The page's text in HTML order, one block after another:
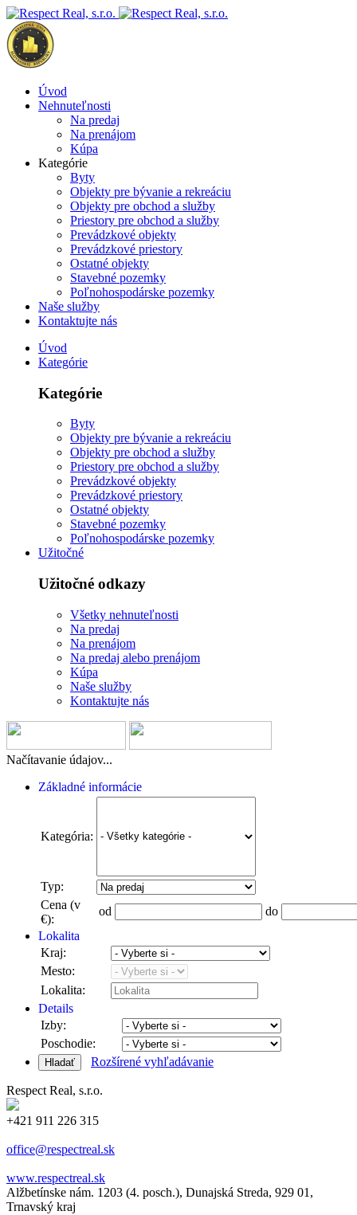
Úvod
Nehnuteľnosti
Na predaj
Na prenájom
Kúpa
Kategórie
Byty
Objekty pre bývanie a rekreáciu
Objekty pre obchod a služby
Priestory pre obchod a služby
Prevádzkové objekty
Prevádzkové priestory
Ostatné objekty
Stavebné pozemky
Poľnohospodárske pozemky
Naše služby
Kontaktujte nás
Úvod
Kategórie
Kategórie
Byty
Objekty pre bývanie a rekreáciu
Objekty pre obchod a služby
Priestory pre obchod a služby
Prevádzkové objekty
Prevádzkové priestory
Ostatné objekty
Stavebné pozemky
Poľnohospodárske pozemky
Užitočné
Užitočné odkazy
Všetky nehnuteľnosti
Na predaj
Na prenájom
Na predaj alebo prenájom
Kúpa
Naše služby
Kontaktujte nás
Načítavanie údajov...
Základné informácie
Kategória:
Typ:
Cena (v
€):
od
do
Lokalita
Kraj:
Mesto:
Lokalita:
Details
Izby:
Poschodie:
Hladať Rozšírené vyhľadávanie
Respect Real, s.r.o.
+421 911 226 315
office@respectreal.sk
www.respectreal.sk
Alžbetínske nám. 1203 (4. posch.), Dunajská Streda, 929 01,
Trnavský kraj